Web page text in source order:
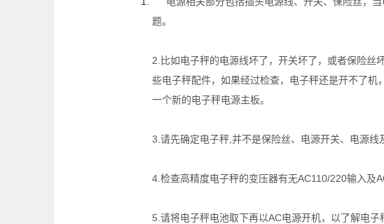
题。
2.比如电子秤的电源线坏了，开关坏了，或者保险丝
些电子秤配件，如果经过检查，电子秤还是开不了
一个新的电子秤电源主板。
3.请先确定电子秤,并不是保险丝、电源开关、电源线
4.检查高精度电子秤的变压器有无AC110/220输入及
5.请将电子秤电池取下再以AC电源开机，以了解电子